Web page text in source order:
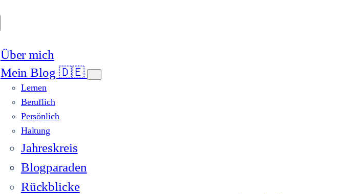
Über mich
Mein Blog 🇩🇪
Lernen
Beruflich
Persönlich
Haltung
Jahreskreis
Blogparaden
Rückblicke